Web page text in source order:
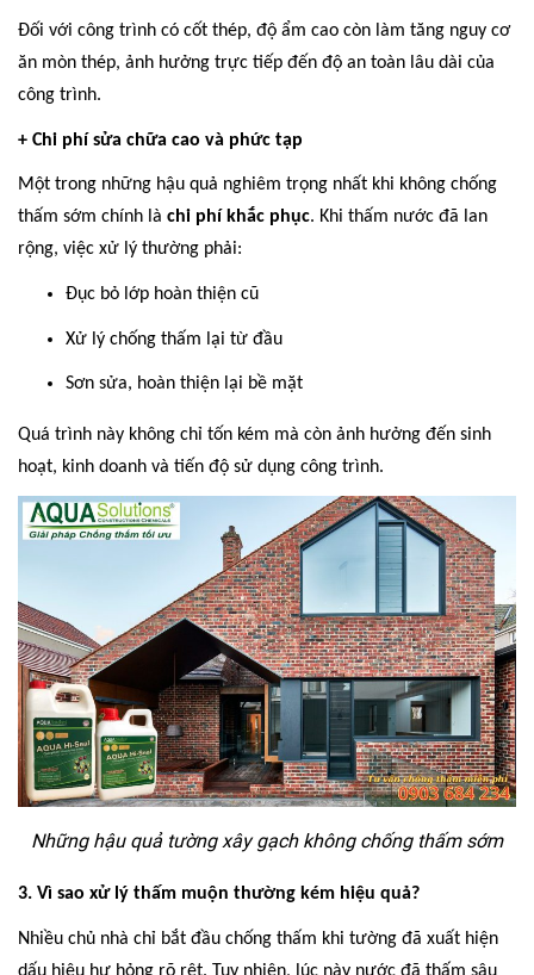
Đối với công trình có cốt thép, độ ẩm cao còn làm tăng nguy cơ
ăn mòn thép, ảnh hưởng trực tiếp đến độ an toàn lâu dài của
công trình.
+ Chi phí sửa chữa cao và phức tạp
Một trong những hậu quả nghiêm trọng nhất khi không chống
thấm sớm chính là chi phí khắc phục. Khi thấm nước đã lan
rộng, việc xử lý thường phải:
Đục bỏ lớp hoàn thiện cũ
Xử lý chống thấm lại từ đầu
Sơn sửa, hoàn thiện lại bề mặt
Quá trình này không chỉ tốn kém mà còn ảnh hưởng đến sinh
hoạt, kinh doanh và tiến độ sử dụng công trình.
Những hậu quả tường xây gạch không chống thấm sớm
3. Vì sao xử lý thấm muộn thường kém hiệu quả?
Nhiều chủ nhà chỉ bắt đầu chống thấm khi tường đã xuất hiện